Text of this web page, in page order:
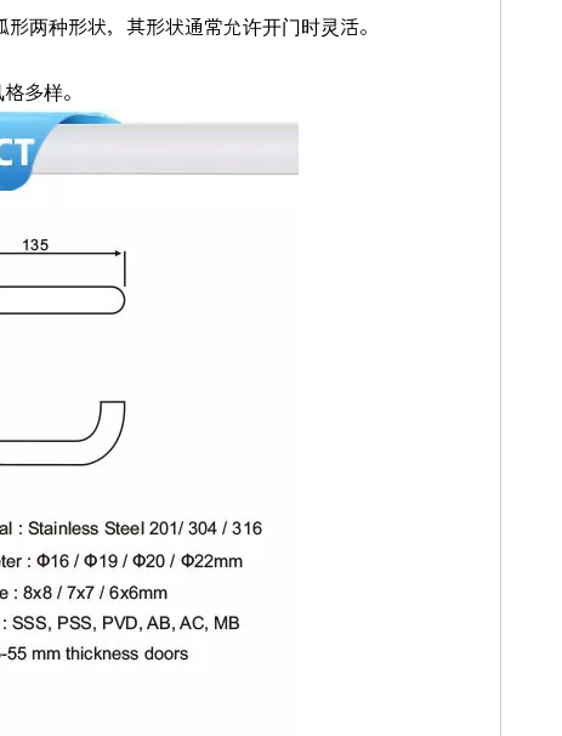
两种形状，其形状通常允许开门时灵活。
多样。